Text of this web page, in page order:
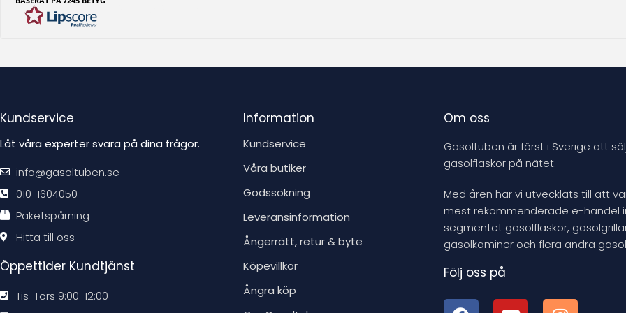
Kundservice
Låt våra experter svara på dina frågor.
info@gasoltuben.se
010-1604050
Paketspårning
Hitta till oss
Öppettider Kundtjänst
Tis-Tors 9:00-12:00
Information
Kundservice
Våra butiker
Godssökning
Leveransinformation
Ångerrätt, retur & byte
Köpevillkor
Ångra köp
Om oss
Gasoltuben är först i Sverige att
gasolflaskor på nätet.
Med åren har vi utvecklats till att
mest rekommenderade e-handel
segmentet gasolflaskor,
gasolkaminer och flera andra
Följ oss på